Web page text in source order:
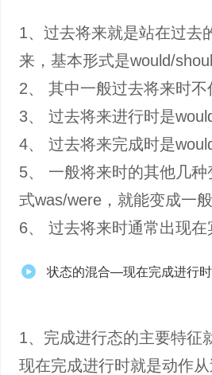
1、过去将来就是站在过去
来，基本形式是would/
2、 其中一般过去将来时不
3、 过去将来进行时是
4、 过去将来完成时是
5、 一般将来时的其他几
式was/were，就能变成一
6、 过去将来时通常出现
状态的混合—现在完成进行时
1、完成进行态的主要特征
现在完成进行时就是动作